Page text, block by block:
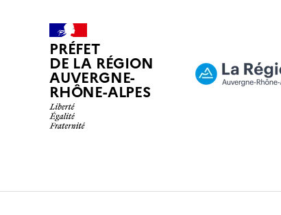
PRÉFET
DE LA RÉGION
AUVERGNE-
RHÔNE-ALPES